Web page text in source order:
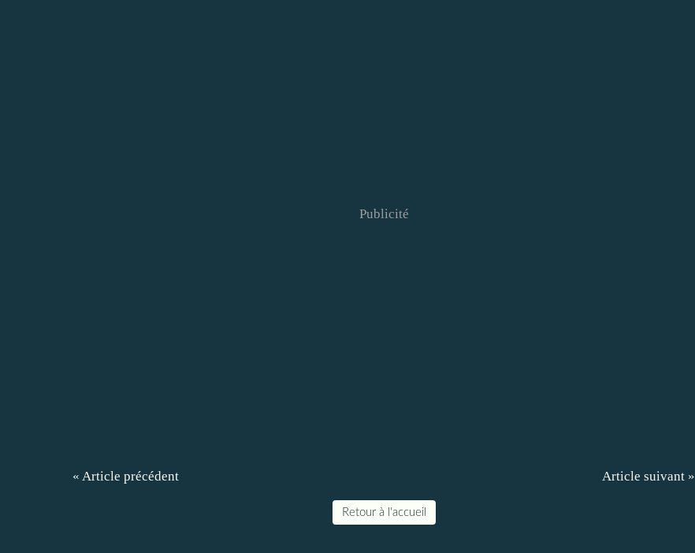
Publicité
« Article précédent Article suivant »
Retour à l'accueil